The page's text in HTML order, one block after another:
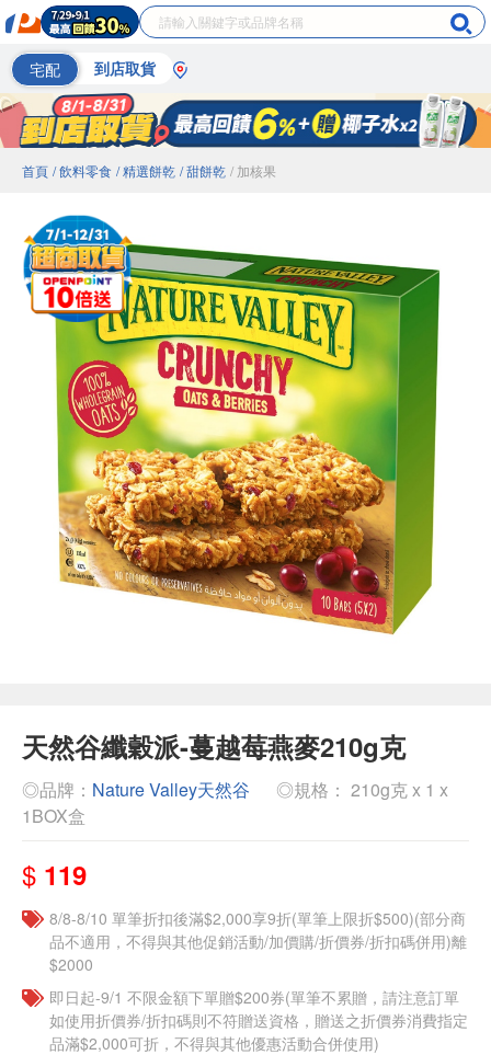
宅配 到店取貨
首頁 / 飲料零食 / 精選餅乾 / 甜餅乾 / 加核果
天然谷纖穀派-蔓越莓燕麥210g克
◎品牌： Nature Valley天然谷
◎規格： 210g克 x 1 x
1BOX盒
$ 119
8/8-8/10 單筆折扣後滿$2,000享9折(單筆上限折$500)(部分商
品不適用，不得與其他促銷活動/加價購/折價券/折扣碼併用)離
$2000
即日起-9/1 不限金額下單贈$200券(單筆不累贈，請注意訂單
如使用折價券/折扣碼則不符贈送資格，贈送之折價券消費指定
品滿$2,000可折，不得與其他優惠活動合併使用)